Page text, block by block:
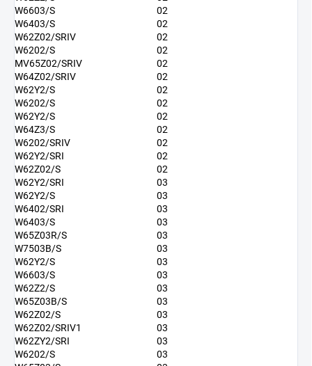
W6603/S
02
W6403/S
02
W62Z02/SRIV
02
W6202/S
02
MV65Z02/SRIV
02
W64Z02/SRIV
02
W62Y2/S
02
W6202/S
02
W62Y2/S
02
W64Z3/S
02
W6202/SRIV
02
W62Y2/SRI
02
W62Z02/S
02
W62Y2/SRI
03
W62Y2/S
03
W6402/SRI
03
W6403/S
03
W65Z03R/S
03
W7503B/S
03
W62Y2/S
03
W6603/S
03
W62Z2/S
03
W65Z03B/S
03
W62Z02/S
03
W62Z02/SRIV1
03
W62ZY2/SRI
03
W6202/S
03